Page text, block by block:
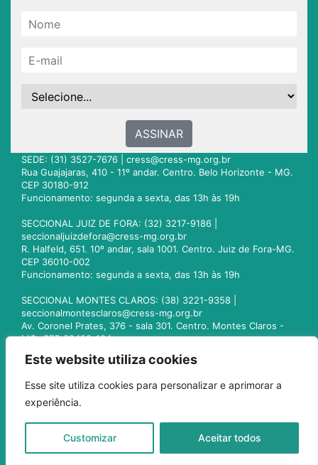
Este website utiliza cookies
Esse site utiliza cookies para personalizar e aprimorar a
experiência.
Customizar Aceitar todos
ASSINAR
SEDE: (31) 3527-7676 | cress@cress-mg.org.br
Rua Guajajaras, 410 - 11º andar. Centro. Belo Horizonte - MG.
CEP 30180-912
Funcionamento: segunda a sexta, das 13h às 19h
SECCIONAL JUIZ DE FORA: (32) 3217-9186 |
seccionaljuizdefora@cress-mg.org.br
R. Halfeld, 651. 10º andar, sala 1001. Centro. Juiz de Fora-MG.
CEP 36010-002
Funcionamento: segunda a sexta, das 13h às 19h
SECCIONAL MONTES CLAROS: (38) 3221-9358 |
seccionalmontesclaros@cress-mg.org.br
Av. Coronel Prates, 376 - sala 301. Centro. Montes Claros -
MG. CEP 39400-104
seccionaluberlandia@cress-mg.org.br
Av. Afonso Pena, 547 - sala 101. Uberlândia - MG. CEP